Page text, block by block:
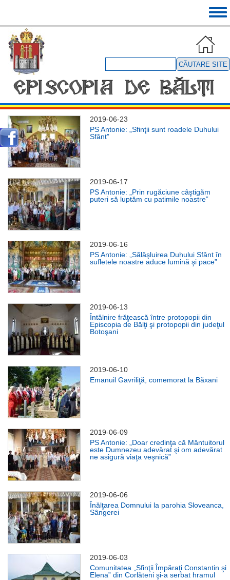
principal
2019-06-23
PS Antonie: „Sfinţii sunt roadele Duhului
Sfânt”
2019-06-17
PS Antonie: „Prin rugăciune câştigăm
puteri să luptăm cu patimile noastre”
2019-06-16
PS Antonie: „Sălăşluirea Duhului Sfânt în
sufletele noastre aduce lumină şi pace”
2019-06-13
Întâlnire frăţească între protopopii din
Episcopia de Bălţi şi protopopii din judeţul
Botoşani
2019-06-10
Emanuil Gavriliţă, comemorat la Băxani
2019-06-09
PS Antonie: „Doar credinţa că Mântuitorul
este Dumnezeu adevărat şi om adevărat
ne asigură viaţa veşnică”
2019-06-06
Înălţarea Domnului la parohia Sloveanca,
Sângerei
2019-06-03
Comunitatea „Sfinţii Împăraţi Constantin şi
Elena” din Corlăteni şi-a serbat hramul